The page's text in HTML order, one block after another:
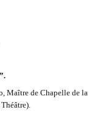
Maître de Chapelle de la